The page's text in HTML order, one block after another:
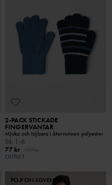
2-PACK STICKADE
FINGERVANTAR
Mjuka och töjbara i återvunnen polyester
Stl: 1-6
77 kr
OUTLET
PO.P ON ADVENTURE